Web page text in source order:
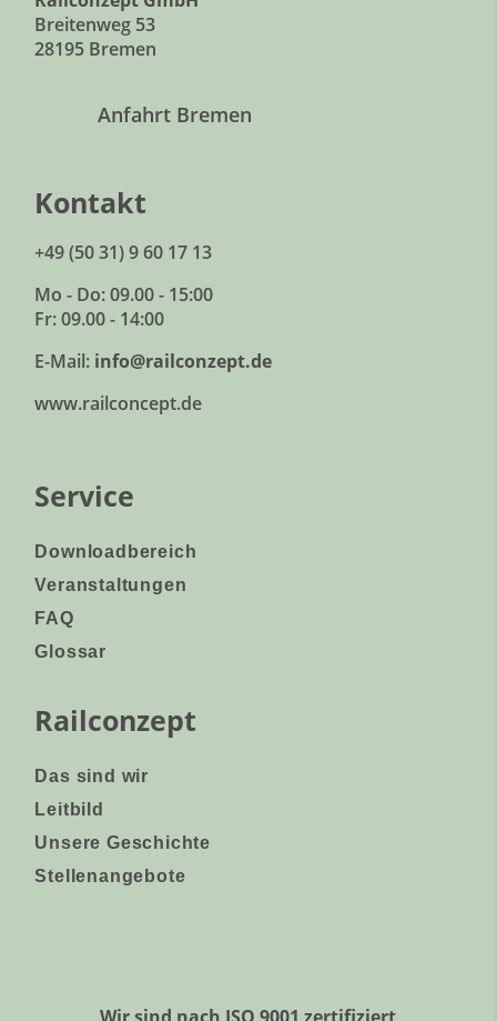
Breitenweg 53
28195 Bremen
Anfahrt Bremen
Service
Downloadbereich
Veranstaltungen
FAQ
Glossar
Railconzept
Das sind wir
Leitbild
Unsere Geschichte
Stellenangebote
Kontakt
+49 (50 31) 9 60 17 13
Mo - Do: 09.00 - 15:00
Fr: 09.00 - 14:00
E-Mail: info@railconzept.de
www.railconcept.de